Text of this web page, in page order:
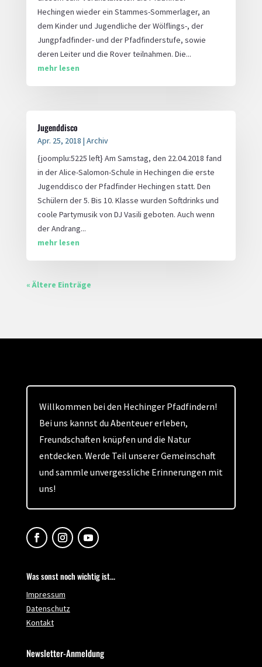
Hechingen wieder ein Stammes-Sommerlager, an
dem Kinder und Jugendliche der Wölflings-, der
Jungpfadfinder- und der Pfadfinderstufe, sowie
deren Leiter und die Rover teilnahmen. Die...
mehr lesen
Jugenddisco
Apr. 25, 2018 | Archiv
{joomplu:5225 left} Am Samstag, den 22.04.2018 fand
in der Alice-Salomon-Schule in Hechingen die erste
Jugenddisco der Pfadfinder Hechingen statt. Den
Schülern der 5. Bis 10. Klasse wurden Softdrinks und
coole Partymusik von DJ Vasili geboten. Auch wenn
der Andrang...
mehr lesen
« Ältere Einträge
Willkommen bei den Hechinger Pfadfindern!
Bei uns kannst du Abenteuer erleben,
Freundschaften knüpfen und die Natur
entdecken. Werde Teil unserer Gemeinschaft
und sammle unvergessliche Erinnerungen mit
uns!
Was sonst noch wichtig ist...
Impressum
Datenschutz
Kontakt
Newsletter-Anmeldung